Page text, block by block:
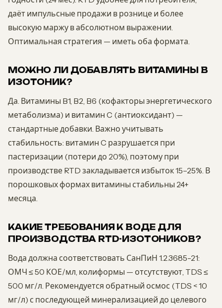
даёт импульсные продажи в рознице и более
высокую маржу в абсолютном выражении.
Оптимальная стратегия — иметь оба формата.
МОЖНО ЛИ ДОБАВЛЯТЬ ВИТАМИНЫ В
ИЗОТОНИК?
Да. Витамины B1, B2, B6 (кофакторы энергетического
метаболизма) и витамин C (антиоксидант) —
стандартные добавки. Важно учитывать
стабильность: витамин C разрушается при
пастеризации (потери до 20%), поэтому при
производстве RTD закладывается избыток 15–25%. В
порошковых формах витамины стабильны 24+
месяца.
КАКИЕ ТРЕБОВАНИЯ К ВОДЕ ДЛЯ
ПРОИЗВОДСТВА RTD-ИЗОТОНИКОВ?
Вода должна соответствовать СанПиН 1.2.3685-21:
ОМЧ ≤ 50 КОЕ/мл, колиформы — отсутствуют, TDS ≤
500 мг/л. Рекомендуется обратный осмос (TDS < 10
мг/л) с последующей минерализацией до целевого